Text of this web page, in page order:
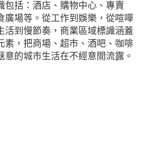
包括：酒店、購物中心、專賣
廣場等。從工作到娛樂，從喧嘩
活到慢節奏，商業區域標識涵蓋
素，把商場、超市、酒吧、咖啡
意的城市生活在不經意間流露。